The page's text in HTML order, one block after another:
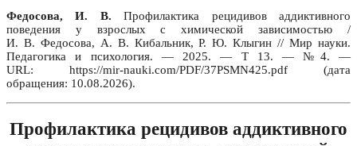
Федосова, И. В. Профилактика рецидивов аддиктивного
поведения у взрослых с химической зависимостью /
И. В. Федосова, А. В. Кибальник, Р. Ю. Клыгин // Мир науки.
Педагогика и психология. — 2025. — Т 13. — №4. —
URL: https://mir-nauki.com/PDF/37PSMN425.pdf (дата
обращения: 10.08.2026).
Профилактика рецидивов аддиктивного